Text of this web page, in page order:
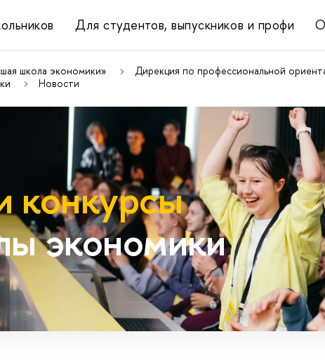
Для студентов, выпускников и профи
школа экономики»
Дирекция по профессиональной
Новости
конкурсы
экономики